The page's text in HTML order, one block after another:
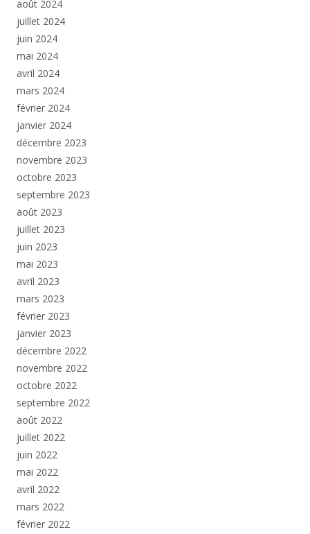
août 2024
juillet 2024
juin 2024
mai 2024
avril 2024
mars 2024
février 2024
janvier 2024
décembre 2023
novembre 2023
octobre 2023
septembre 2023
août 2023
juillet 2023
juin 2023
mai 2023
avril 2023
mars 2023
février 2023
janvier 2023
décembre 2022
novembre 2022
octobre 2022
septembre 2022
août 2022
juillet 2022
juin 2022
mai 2022
avril 2022
mars 2022
février 2022